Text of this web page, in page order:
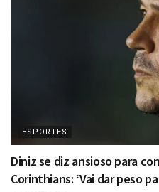
ESPORTES
Diniz se diz ansioso para
Corinthians: ‘Vai dar peso